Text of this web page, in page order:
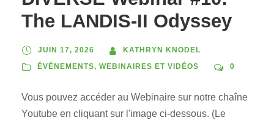
The LANDIS-II Odyssey
JUIN 17, 2026
KATHRYN KNODEL
ÉVÉNEMENTS, WEBINAIRES ET VIDÉOS 0
Vous pouvez accéder au Webinaire sur notre chaîne
Youtube en cliquant sur l'image ci-dessous. (Le